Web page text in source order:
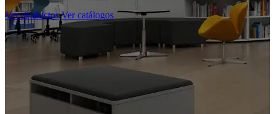
Ver productos Ver catálogos